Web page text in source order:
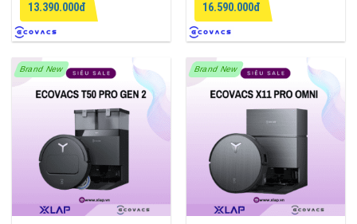
13.390.000đ 16.590.000đ
Brand New Brand New